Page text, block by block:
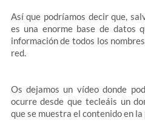
Así que podríamos decir que,
es una enorme base de datos
información de todos los
red.
Os dejamos un vídeo donde
ocurre desde que tecleáis un
que se muestra el contenido en